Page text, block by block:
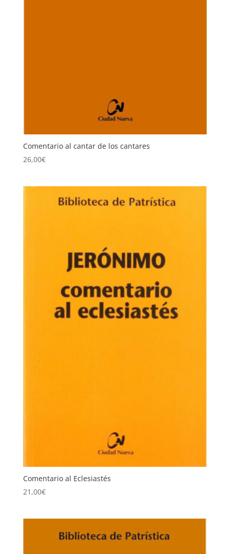
Comentario al cantar de los cantares
26,00€
Comentario al Eclesiastés
21,00€